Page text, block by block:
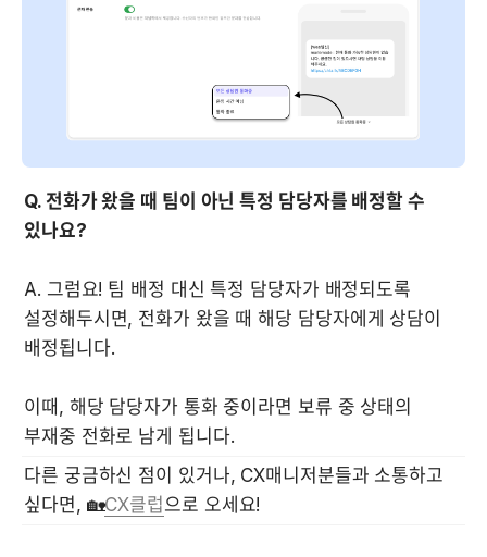
Q. 전화가 왔을 때 팀이 아닌 특정 담당자를 배정할 수
있나요?
A. 그럼요! 팀 배정 대신 특정 담당자가 배정되도록
설정해두시면, 전화가 왔을 때 해당 담당자에게 상담이
배정됩니다.
이때, 해당 담당자가 통화 중이라면 보류 중 상태의
부재중 전화로 남게 됩니다.
다른 궁금하신 점이 있거나, CX매니저분들과 소통하고
싶다면, 🏡CX클럽으로 오세요!